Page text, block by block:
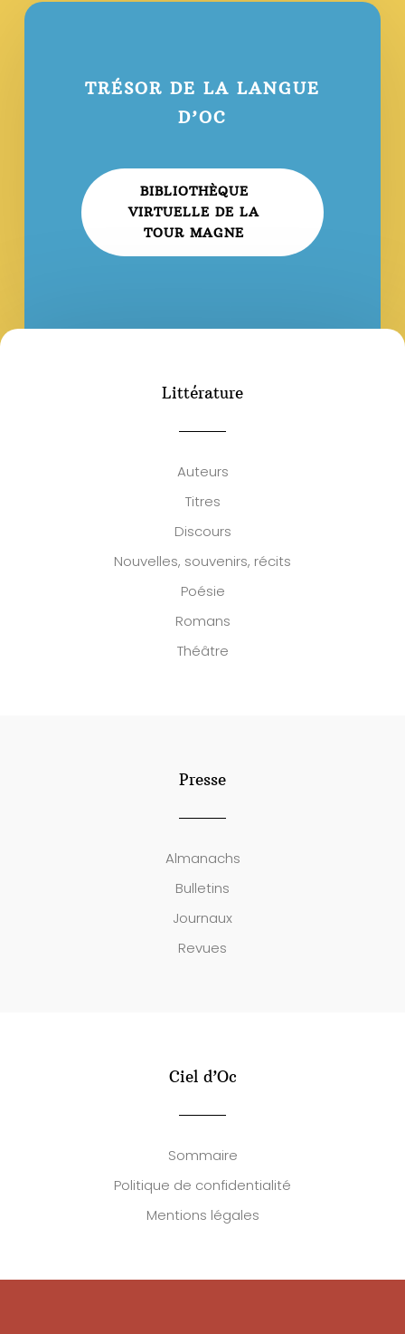
TRÉSOR DE LA LANGUE
D’OC
BIBLIOTHÈQUE
VIRTUELLE DE LA
TOUR MAGNE
Littérature
Auteurs
Titres
Discours
Nouvelles, souvenirs, récits
Poésie
Romans
Théâtre
Presse
Almanachs
Bulletins
Journaux
Revues
Ciel d’Oc
Sommaire
Politique de confidentialité
Mentions légales